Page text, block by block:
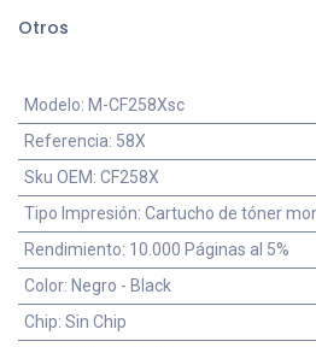
Otros
Modelo: M-CF258Xsc
Referencia: 58X
Sku OEM: CF258X
Tipo Impresión: Cartucho de tóner
Rendimiento: 10.000 Páginas al 5%
Color: Negro - Black
Chip: Sin Chip